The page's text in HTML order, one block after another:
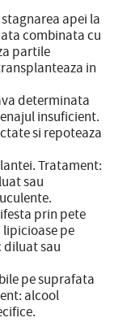
apei la
combinata cu
partile
in
determinata
insuficient.
si repoteaza
Tratament:
sau
prin pete
pe
diluat sau
pe suprafata
alcool